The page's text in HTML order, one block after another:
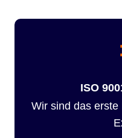
ISO
Wir sind das